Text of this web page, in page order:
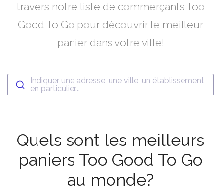
travers notre liste de commerçants Too
Good To Go pour découvrir le meilleur
panier dans votre ville!
Indiquer une adresse, une ville, un établissement
en particulier...
Quels sont les meilleurs
paniers Too Good To Go
au monde?